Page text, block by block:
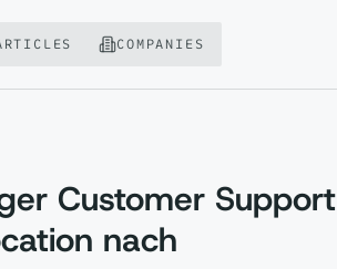
COMPANIES
Customer Support
nach